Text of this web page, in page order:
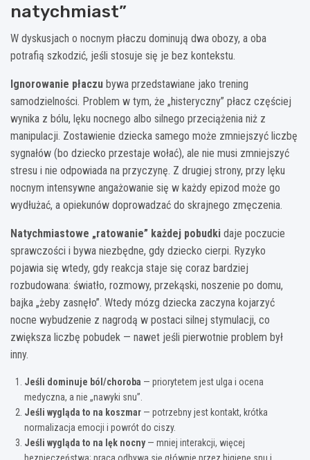
natychmiast”
W dyskusjach o nocnym płaczu dominują dwa obozy, a oba
potrafią szkodzić, jeśli stosuje się je bez kontekstu.
Ignorowanie płaczu bywa przedstawiane jako trening
samodzielności. Problem w tym, że „histeryczny” płacz częściej
wynika z bólu, lęku nocnego albo silnego przeciążenia niż z
manipulacji. Zostawienie dziecka samego może zmniejszyć liczbę
sygnałów (bo dziecko przestaje wołać), ale nie musi zmniejszyć
stresu i nie odpowiada na przyczynę. Z drugiej strony, przy lęku
nocnym intensywne angażowanie się w każdy epizod może go
wydłużać, a opiekunów doprowadzać do skrajnego zmęczenia.
Natychmiastowe „ratowanie” każdej pobudki daje poczucie
sprawczości i bywa niezbędne, gdy dziecko cierpi. Ryzyko
pojawia się wtedy, gdy reakcja staje się coraz bardziej
rozbudowana: światło, rozmowy, przekąski, noszenie po domu,
bajka „żeby zasnęło”. Wtedy mózg dziecka zaczyna kojarzyć
nocne wybudzenie z nagrodą w postaci silnej stymulacji, co
zwiększa liczbę pobudek — nawet jeśli pierwotnie problem był
inny.
Jeśli dominuje ból/choroba — priorytetem jest ulga i ocena
medyczna, a nie „nawyki snu”.
Jeśli wygląda to na koszmar — potrzebny jest kontakt, krótka
normalizacja emocji i powrót do ciszy.
Jeśli wygląda to na lęk nocny— mniej interakcji, więcej
bezpieczeństwa; praca odbywa się głównie przez higienę snu i